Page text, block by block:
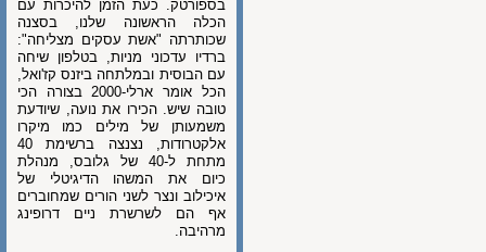
בספורטק. כעת הזמן להיכרות עם
הכלה הראשונה שלנו, בסצנה
שכותרתה "אשת עסקים מצליחה":
ברדיו עדכוני מניות, בטלפון שיחה
עם הבוסית ובמלתחה ביזנס קז'ואל,
הכל אומר ארלי-2000 בצורה הכי
טובה שיש. הכירו את נועה, שיודעת
משמעותן של מילים כמו מיקרו
אלקטרודות, נצנצה ברשימת 40
מתחת ל-40 של גלובס, מנהלת
כיום את המשהו הדיגיטלי של
איכילוב ונצר לשני הורים שמחוברים
אף הם לשרשרת ניים דרופינג
מרהיבה.